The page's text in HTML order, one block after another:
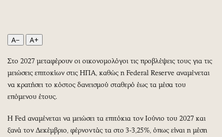
Παράξενα
Πολιτισμός
Σινεμά
Θέατρο-Χορός
Μουσική
Εικαστικά
Βιβλίο
Εκπομπές
Wine routes
Podcasts
Προσφορές
Προσωπικότητες στην ''Κ''
A− A+
Στο 2027 μεταφέρουν οι οικονομολόγοι τις προβλέψεις τους για τις
μειώσεις επιτοκίων στις ΗΠΑ, καθώς η Federal Reserve αναμένεται
να κρατήσει το κόστος δανεισμού σταθερό έως τα μέσα του
επόμενου έτους.
Η Fed αναμένεται να μειώσει τα επιτόκια τον Ιούνιο του 2027 και
ξανά τον Δεκέμβριο, φέρνοντάς τα στο 3-3,25%, όπως είναι η μέση